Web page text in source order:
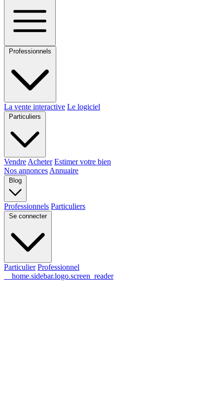
Professionnels
La vente interactive Le logiciel
Particuliers
Vendre Acheter Estimer votre bien
Nos annonces Annuaire
Blog
Professionnels Particuliers
Se connecter
Particulier Professionnel
__home.sidebar.logo.screen_reader